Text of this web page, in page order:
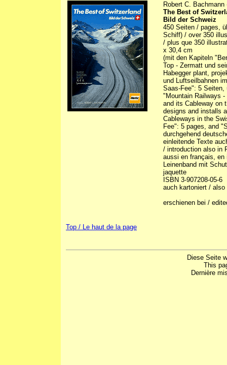
Robert C. Bachmann
The Best of
Bild der Schweiz
450 Seiten / pages,
Schiff) / over 350
/ plus que 350
x 30,4 cm
(mit den Kapiteln
Top - Zermatt und
Habegger plant,
und Luftseilbahnen
Saas-Fee": 5
"Mountain Railways
and its Cableway on
designs and installs
Cableways in the
Fee": 5 pages, and
durchgehend
einleitende Texte
/ introduction also in
aussi en français, en
Leinenband mit
jaquette
ISBN 3-907208-05-6
auch kartoniert /
erschienen bei /
Top / Le haut de la page
Diese Seite
This
Dernière